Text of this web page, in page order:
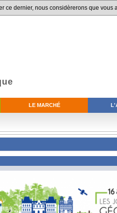
dernier, nous considèrerons que vous
LE MARCHÉ